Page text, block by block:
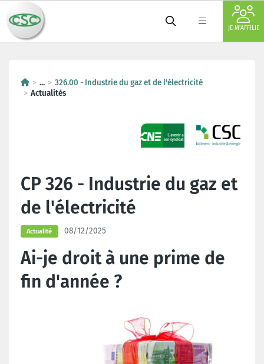
JE M'AFFILIE
...
326.00 - Industrie du gaz et de l'électricité
Actualités
CP 326 - Industrie du gaz et
de l'électricité
Actualité 08/12/2025
Ai-je droit à une prime de
fin d'année ?